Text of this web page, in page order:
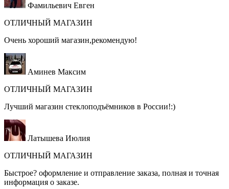
Фамильевич Евген
ОТЛИЧНЫЙ МАГАЗИН
Очень хороший магазин,рекомендую!
Аминев Максим
ОТЛИЧНЫЙ МАГАЗИН
Лучший магазин стеклоподъёмников в России!:)
Латышева Июлия
ОТЛИЧНЫЙ МАГАЗИН
Быстрое? оформление и отправление заказа, полная и точная
информация о заказе.